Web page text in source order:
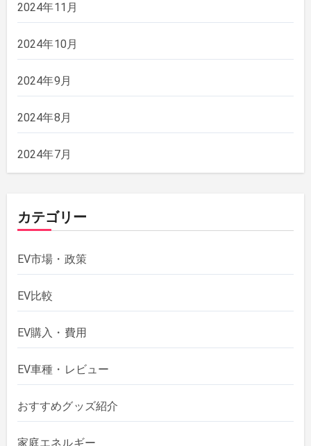
2024年11月
2024年10月
2024年9月
2024年8月
2024年7月
カテゴリー
EV市場・政策
EV比較
EV購入・費用
EV車種・レビュー
おすすめグッズ紹介
家庭エネルギー